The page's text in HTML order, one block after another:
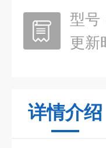
型号
更新
详情介绍